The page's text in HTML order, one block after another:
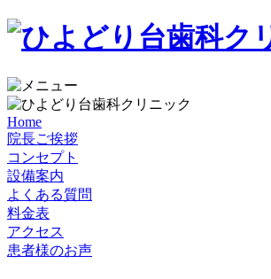
Home
院長ご挨拶
コンセプト
設備案内
よくある質問
料金表
アクセス
患者様のお声